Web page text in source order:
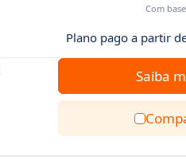
Com
Plano pago a partir
Saiba